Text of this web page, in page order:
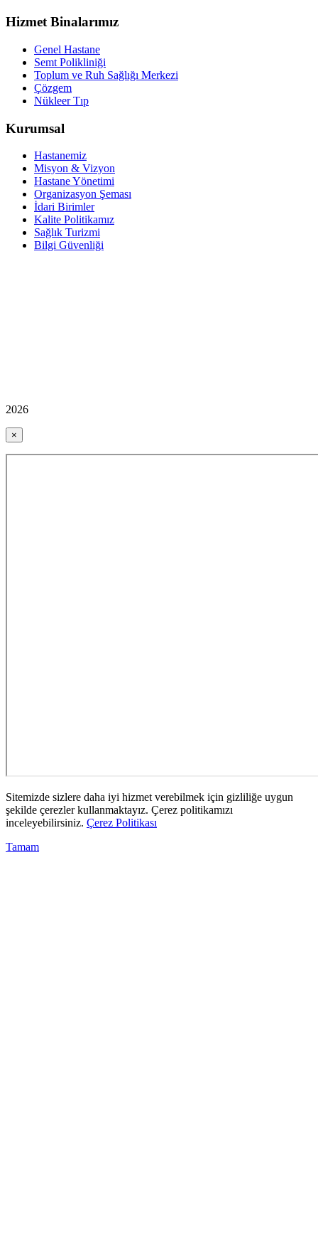
Hizmet Binalarımız
Genel Hastane
Semt Polikliniği
Toplum ve Ruh Sağlığı Merkezi
Çözgem
Nükleer Tıp
Kurumsal
Hastanemiz
Misyon & Vizyon
Hastane Yönetimi
Organizasyon Şeması
İdari Birimler
Kalite Politikamız
Sağlık Turizmi
Bilgi Güvenliği
2026
×
Sitemizde sizlere daha iyi hizmet verebilmek için gizliliğe uygun
şekilde çerezler kullanmaktayız. Çerez politikamızı
inceleyebilirsiniz. Çerez Politikası
Tamam